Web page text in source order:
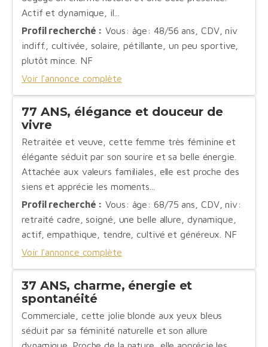
Actif et dynamique, il...
Profil recherché : Vous: âge: 48/56 ans, CDV, niv
indiff., cultivée, solaire, pétillante, un peu sportive,
plutôt mince. NF
Voir l'annonce complète
77 ANS, élégance et douceur de
vivre
Retraitée et veuve, cette femme très féminine et
élégante séduit par son sourire et sa belle énergie.
Attachée aux valeurs familiales, elle est proche des
siens et apprécie les moments...
Profil recherché : Vous: âge: 68/75 ans, CDV, niv:
retraité cadre, soigné, une belle allure, dynamique,
actif, empathique, tendre, cultivé et généreux. NF
Voir l'annonce complète
37 ANS, charme, énergie et
spontanéité
Commerciale, cette jolie blonde aux yeux bleus
séduit par sa féminité naturelle et son allure